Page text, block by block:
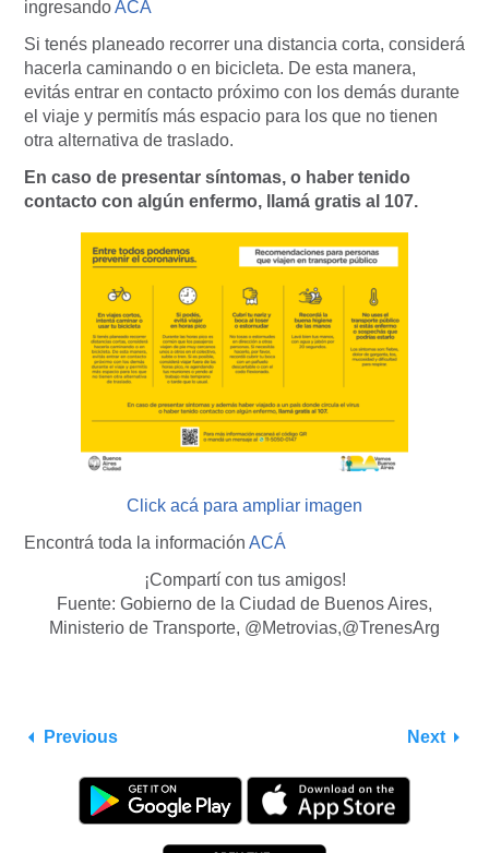
ingresandoACÁ
Si tenés planeado recorrer una distancia corta, considerá
hacerla caminando o en bicicleta. De esta manera,
evitás entrar en contacto próximo con los demás durante
el viaje y permitís más espacio para los que no tienen
otra alternativa de traslado.
En caso de presentar síntomas, o haber tenido
contacto con algún enfermo, llamá gratis al 107.
Click acá para ampliar imagen
Encontrá toda la información ACÁ
¡Compartí con tus amigos!
Fuente: Gobierno de la Ciudad de Buenos Aires,
Ministerio de Transporte, @Metrovias,@TrenesArg
Previous Next